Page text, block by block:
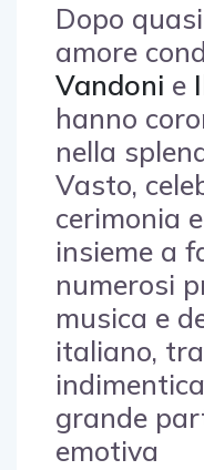
Dopo
amore
Vandoni e
hanno
nella
Vasto,
cerimonia
insieme a
numerosi
musica e
italiano,
grande
emotiva